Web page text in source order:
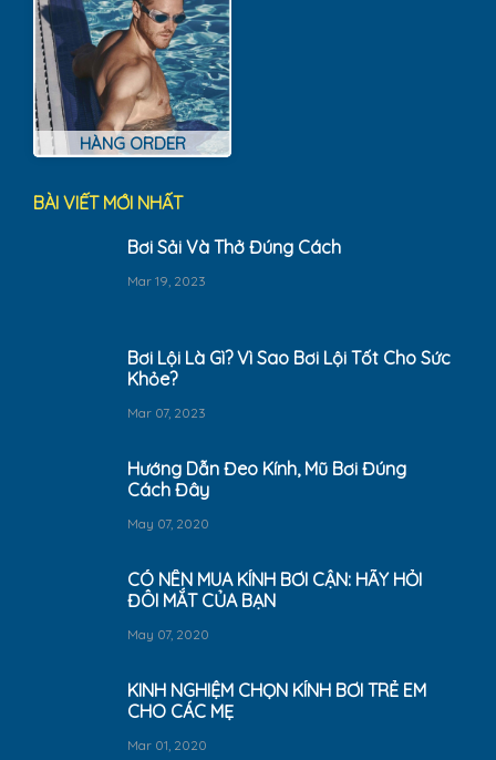
HÀNG ORDER
BÀI VIẾT MỚI NHẤT
Bơi Sải Và Thở Đúng Cách
Mar 19, 2023
Bơi Lội Là Gì? Vì Sao Bơi Lội Tốt Cho Sức
Khỏe?
Mar 07, 2023
Hướng Dẫn Đeo Kính, Mũ Bơi Đúng
Cách Đây
May 07, 2020
CÓ NÊN MUA KÍNH BƠI CẬN: HÃY HỎI
ĐÔI MẮT CỦA BẠN
May 07, 2020
KINH NGHIỆM CHỌN KÍNH BƠI TRẺ EM
CHO CÁC MẸ
Mar 01, 2020